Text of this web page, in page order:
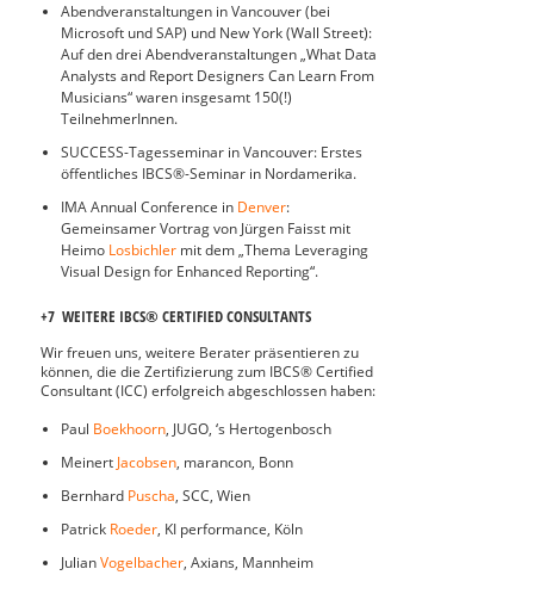
Abendveranstaltungen in Vancouver (bei
Microsoft und SAP) und New York (Wall Street):
Auf den drei Abendveranstaltungen „What Data
Analysts and Report Designers Can Learn From
Musicians“ waren insgesamt 150(!)
TeilnehmerInnen.
SUCCESS-Tagesseminar in Vancouver: Erstes
öffentliches IBCS®-Seminar in Nordamerika.
IMA Annual Conference in Denver:
Gemeinsamer Vortrag von Jürgen Faisst mit
Heimo Losbichler mit dem „Thema Leveraging
Visual Design for Enhanced Reporting“.
+7 WEITERE IBCS® CERTIFIED CONSULTANTS
Wir freuen uns, weitere Berater präsentieren zu
können, die die Zertifizierung zum IBCS® Certified
Consultant (ICC) erfolgreich abgeschlossen haben:
Paul Boekhoorn, JUGO, ‘s Hertogenbosch
Meinert Jacobsen, marancon, Bonn
Bernhard Puscha, SCC, Wien
Patrick Roeder, KI performance, Köln
JulianVogelbacher, Axians, Mannheim